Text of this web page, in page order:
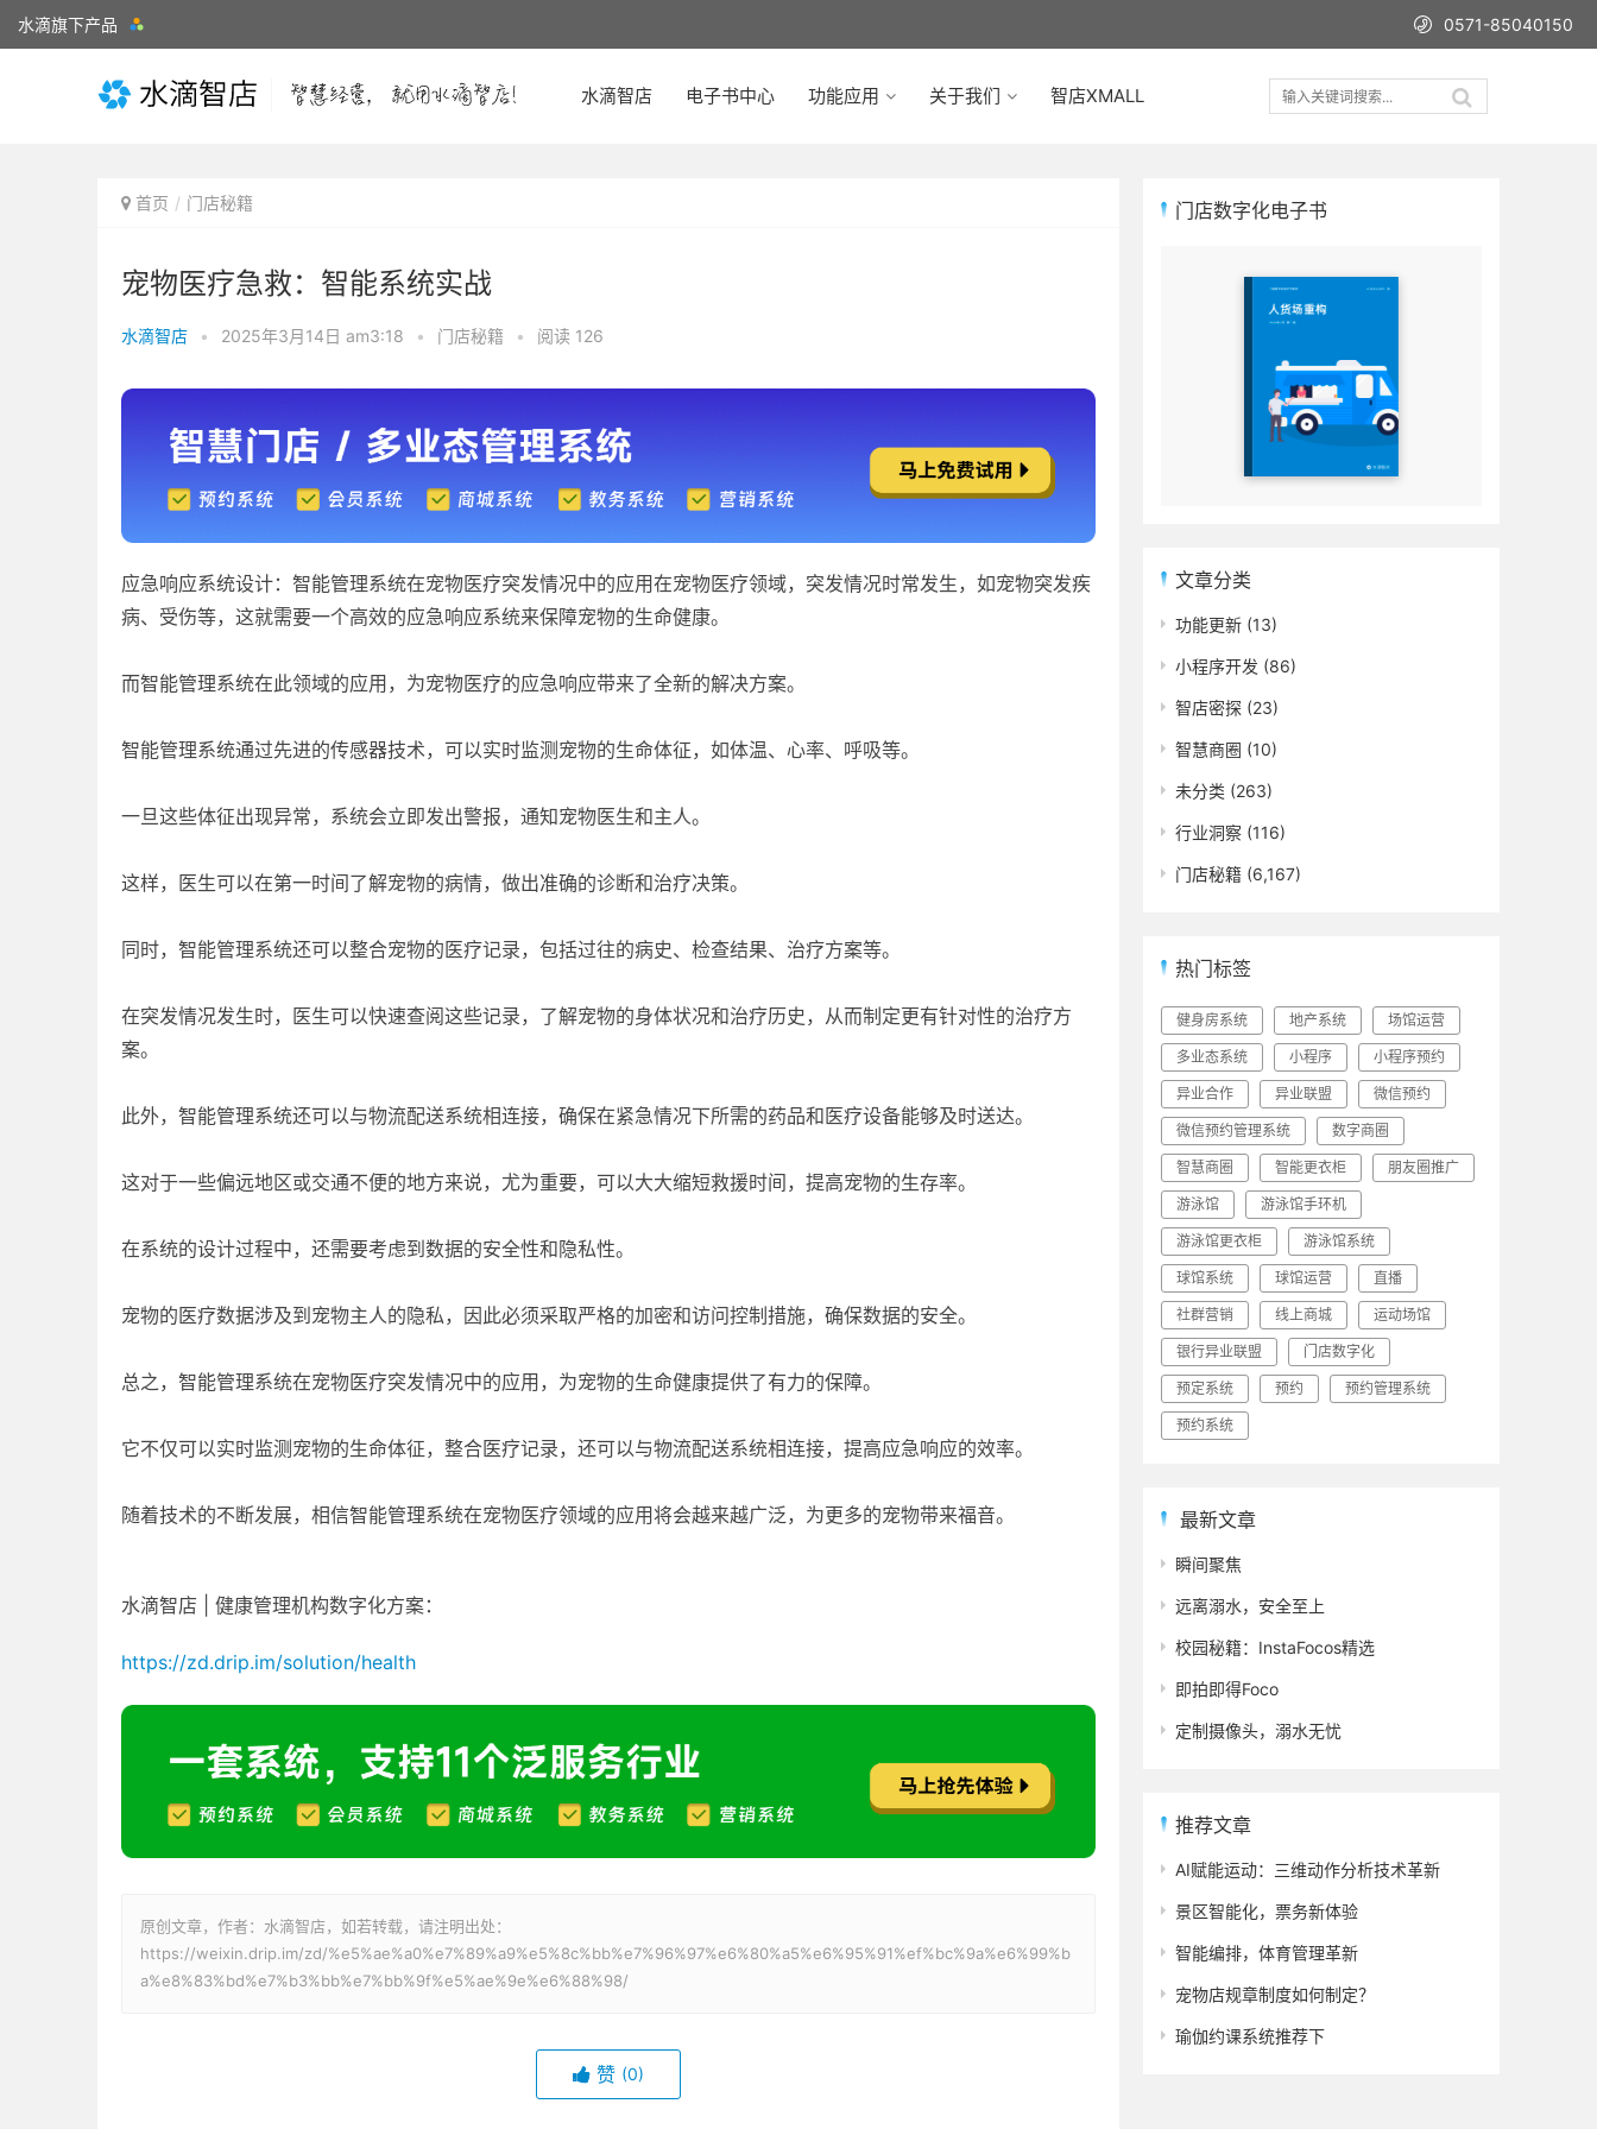
水滴旗下产品 0571-85040150
水滴智店 电子书中心 功能应用 关于我们 智店XMALL
首页 门店秘籍
宠物医疗急救：智能系统实战
水滴智店 • 2025年3月14日 am3:18 • 门店秘籍 • 阅读 126
应急响应系统设计：智能管理系统在宠物医疗突发情况中的应用在宠物医疗领域，突发情况时常发生，如宠物突发疾
病、受伤等，这就需要一个高效的应急响应系统来保障宠物的生命健康。
而智能管理系统在此领域的应用，为宠物医疗的应急响应带来了全新的解决方案。
智能管理系统通过先进的传感器技术，可以实时监测宠物的生命体征，如体温、心率、呼吸等。
一旦这些体征出现异常，系统会立即发出警报，通知宠物医生和主人。
这样，医生可以在第一时间了解宠物的病情，做出准确的诊断和治疗决策。
同时，智能管理系统还可以整合宠物的医疗记录，包括过往的病史、检查结果、治疗方案等。
在突发情况发生时，医生可以快速查阅这些记录，了解宠物的身体状况和治疗历史，从而制定更有针对性的治疗方
案。
此外，智能管理系统还可以与物流配送系统相连接，确保在紧急情况下所需的药品和医疗设备能够及时送达。
这对于一些偏远地区或交通不便的地方来说，尤为重要，可以大大缩短救援时间，提高宠物的生存率。
在系统的设计过程中，还需要考虑到数据的安全性和隐私性。
宠物的医疗数据涉及到宠物主人的隐私，因此必须采取严格的加密和访问控制措施，确保数据的安全。
总之，智能管理系统在宠物医疗突发情况中的应用，为宠物的生命健康提供了有力的保障。
它不仅可以实时监测宠物的生命体征，整合医疗记录，还可以与物流配送系统相连接，提高应急响应的效率。
随着技术的不断发展，相信智能管理系统在宠物医疗领域的应用将会越来越广泛，为更多的宠物带来福音。
水滴智店 | 健康管理机构数字化方案：
https://zd.drip.im/solution/health
原创文章，作者：水滴智店，如若转载，请注明出处：
https://weixin.drip.im/zd/%e5%ae%a0%e7%89%a9%e5%8c%bb%e7%96%97%e6%80%a5%e6%95%91%ef%bc%9a%e6%99%b
a%e8%83%bd%e7%b3%bb%e7%bb%9f%e5%ae%9e%e6%88%98/
赞 (0)
门店数字化电子书
文章分类
功能更新 (13)
小程序开发 (86)
智店密探 (23)
智慧商圈 (10)
未分类 (263)
行业洞察 (116)
门店秘籍 (6,167)
热门标签
健身房系统 地产系统 场馆运营
多业态系统 小程序 小程序预约
异业合作 异业联盟 微信预约
微信预约管理系统 数字商圈
智慧商圈 智能更衣柜 朋友圈推广
游泳馆 游泳馆手环机
游泳馆更衣柜 游泳馆系统
球馆系统 球馆运营 直播
社群营销 线上商城 运动场馆
银行异业联盟 门店数字化
预定系统 预约 预约管理系统
预约系统
最新文章
瞬间聚焦
远离溺水，安全至上
校园秘籍：InstaFocos精选
即拍即得Foco
定制摄像头，溺水无忧
推荐文章
AI赋能运动：三维动作分析技术革新
景区智能化，票务新体验
智能编排，体育管理革新
宠物店规章制度如何制定？
瑜伽约课系统推荐下